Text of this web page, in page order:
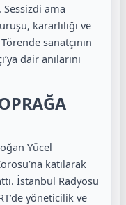
Sessizdi ama
kararlılığı ve
sanatçının
dair anılarını
Yücel
katılarak
İstanbul Radyosu
yöneticilik ve